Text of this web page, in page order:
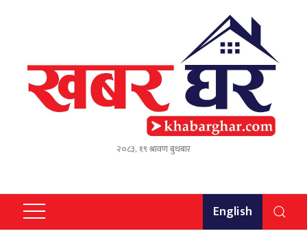
२०८३, १९ श्रावण बुधबार
English